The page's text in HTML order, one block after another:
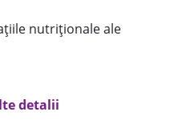
nutriționale ale
detalii